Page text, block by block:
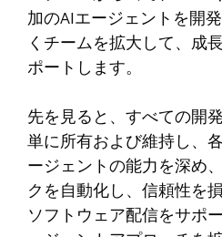
加のAIエージェントを開
くチームを拡大して、成
ポートします。
先を見ると、すべての開
単に所有および維持し、
ージェントの能力を深め
クを自動化し、信頼性を
ソフトウェア配信をサポ